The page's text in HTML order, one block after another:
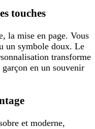
touches
la mise en page. Vous
un symbole doux. Le
transforme
en un souvenir
et moderne,